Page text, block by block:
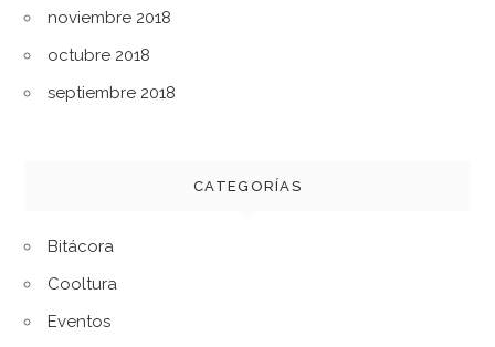
noviembre 2018
octubre 2018
septiembre 2018
CATEGORÍAS
Bitácora
Cooltura
Eventos